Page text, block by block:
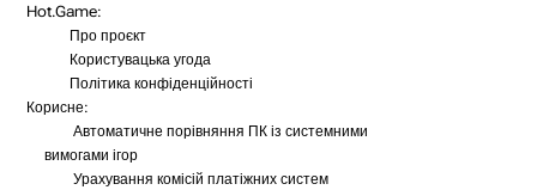
Hot.Game:
Про проєкт
Користувацька угода
Політика конфіденційності
Корисне:
Автоматичне порівняння ПК із системними
вимогами ігор
Урахування комісій платіжних систем